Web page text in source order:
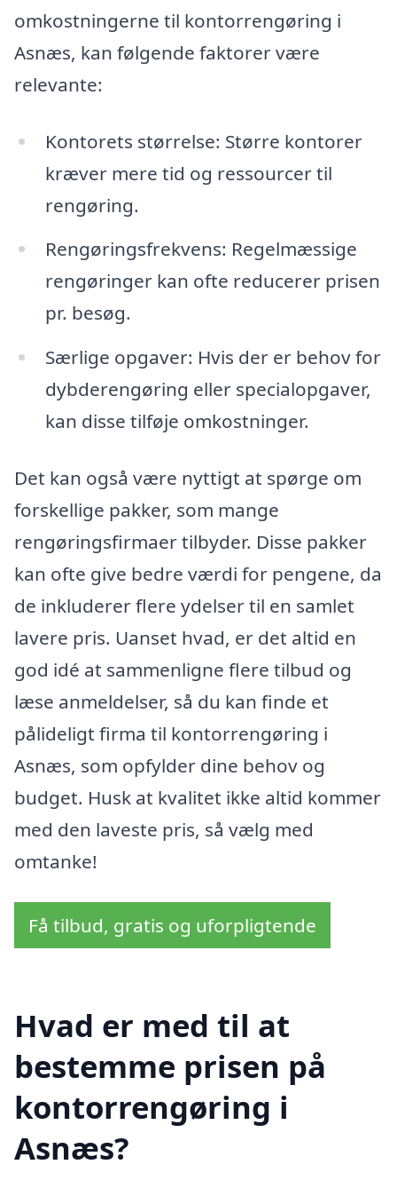
omkostningerne til kontorrengøring i
Asnæs, kan følgende faktorer være
relevante:
Kontorets størrelse: Større kontorer
kræver mere tid og ressourcer til
rengøring.
Rengøringsfrekvens: Regelmæssige
rengøringer kan ofte reducerer prisen
pr. besøg.
Særlige opgaver: Hvis der er behov for
dybderengøring eller specialopgaver,
kan disse tilføje omkostninger.
Det kan også være nyttigt at spørge om
forskellige pakker, som mange
rengøringsfirmaer tilbyder. Disse pakker
kan ofte give bedre værdi for pengene, da
de inkluderer flere ydelser til en samlet
lavere pris. Uanset hvad, er det altid en
god idé at sammenligne flere tilbud og
læse anmeldelser, så du kan finde et
pålideligt firma til kontorrengøring i
Asnæs, som opfylder dine behov og
budget. Husk at kvalitet ikke altid kommer
med den laveste pris, så vælg med
omtanke!
Få tilbud, gratis og uforpligtende
Hvad er med til at
bestemme prisen på
kontorrengøring i
Asnæs?